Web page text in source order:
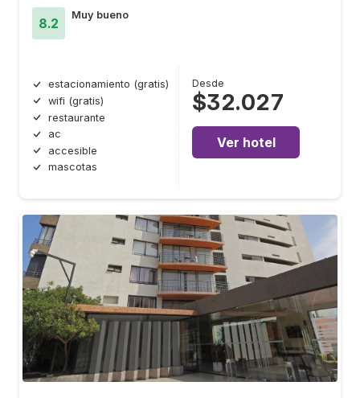
8.2
Muy bueno
estacionamiento (gratis)
wifi (gratis)
restaurante
ac
accesible
mascotas
Desde
$32.027
Ver hotel